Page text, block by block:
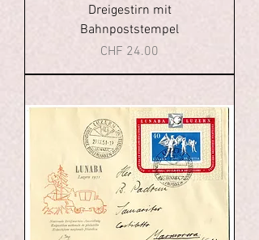
Dreigestirn mit
Bahnpoststempel
Price
CHF 24.00